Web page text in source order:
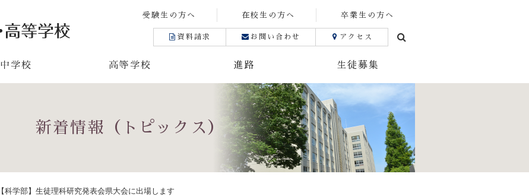
中学校 高等学校 進路 生徒募集
受験生の方へ 在校生の方へ 卒業生の方へ
資料請求 お問い合わせ アクセス
新着情報（トピックス）
【科学部】生徒理科研究発表会県大会に出場します